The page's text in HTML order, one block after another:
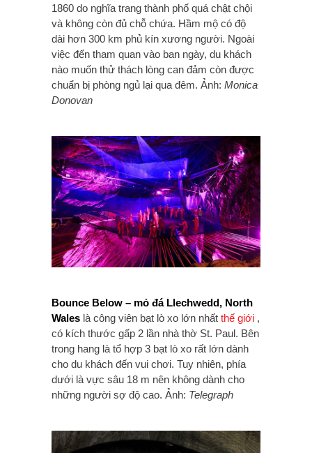
1860 do nghĩa trang thành phố quá chật chội
và không còn đủ chỗ chứa. Hầm mộ có độ
dài hơn 300 km phủ kín xương người. Ngoài
việc đến tham quan vào ban ngày, du khách
nào muốn thử thách lòng can đảm còn được
chuẩn bị phòng ngủ lại qua đêm. Ảnh: Monica
Donovan
Bounce Below – mỏ đá Llechwedd, North
Wales là công viên bạt lò xo lớn nhất thế giới ,
có kích thước gấp 2 lần nhà thờ St. Paul. Bên
trong hang là tổ hợp 3 bạt lò xo rất lớn dành
cho du khách đến vui chơi. Tuy nhiên, phía
dưới là vực sâu 18 m nên không dành cho
những người sợ độ cao. Ảnh: Telegraph